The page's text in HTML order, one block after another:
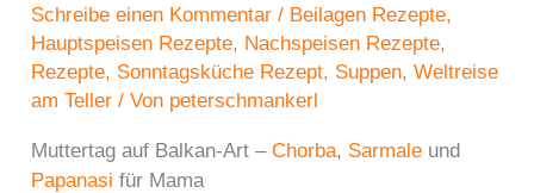
Schreibe einen Kommentar / Beilagen Rezepte,
Hauptspeisen Rezepte, Nachspeisen Rezepte,
Rezepte, Sonntagsküche Rezept, Suppen,Weltreise
am Teller / Von peterschmankerl
Muttertag auf Balkan-Art –Chorba, Sarmale und
Papanasifür Mama